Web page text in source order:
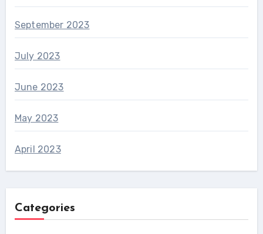
September 2023
July 2023
June 2023
May 2023
April 2023
Categories